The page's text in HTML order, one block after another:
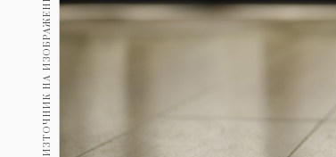
Wellness
ПОСЛЕДВАЙТЕ
НИ